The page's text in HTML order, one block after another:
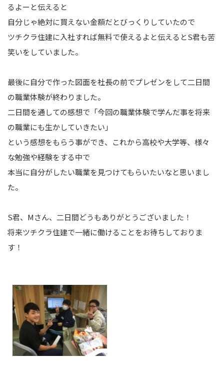
るよーと伝えると
自分じゃ絶対に買えない金額だとびっくりしていたので
ツチクラ住建に入社すれば無料で使えるよと伝えるとS君も苦
笑いをしていました。
最後に自分で作った図面を社長の前でプレゼンをして二日間
の職業体験が終わりました。
二日間を通しての感想で「今回の職業体験で学んだ事を将来
の職業にも生かしていきたい」
という感想をもらう事ができ、これから高校や大学等、様々
な勉強や経験をする中で
本当に自分がしたい職業を見つけてもらいたいなと思いまし
た。
S君、Mさん、二日間どうもありがとうございました！
将来ツチクラ住建で一緒に働けることをお待ちしておりま
す！